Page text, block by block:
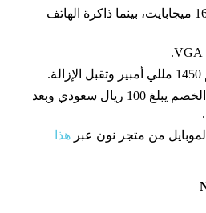
ذاكرة الهاتف الداخلية تبلغ 16 ميجابايت، بينما ذاكرة الهاتف
سعر الهاتف على نون قبل الخصم يبلغ 100 ريال سعودي وبعد
من متجر نون عبرهذا